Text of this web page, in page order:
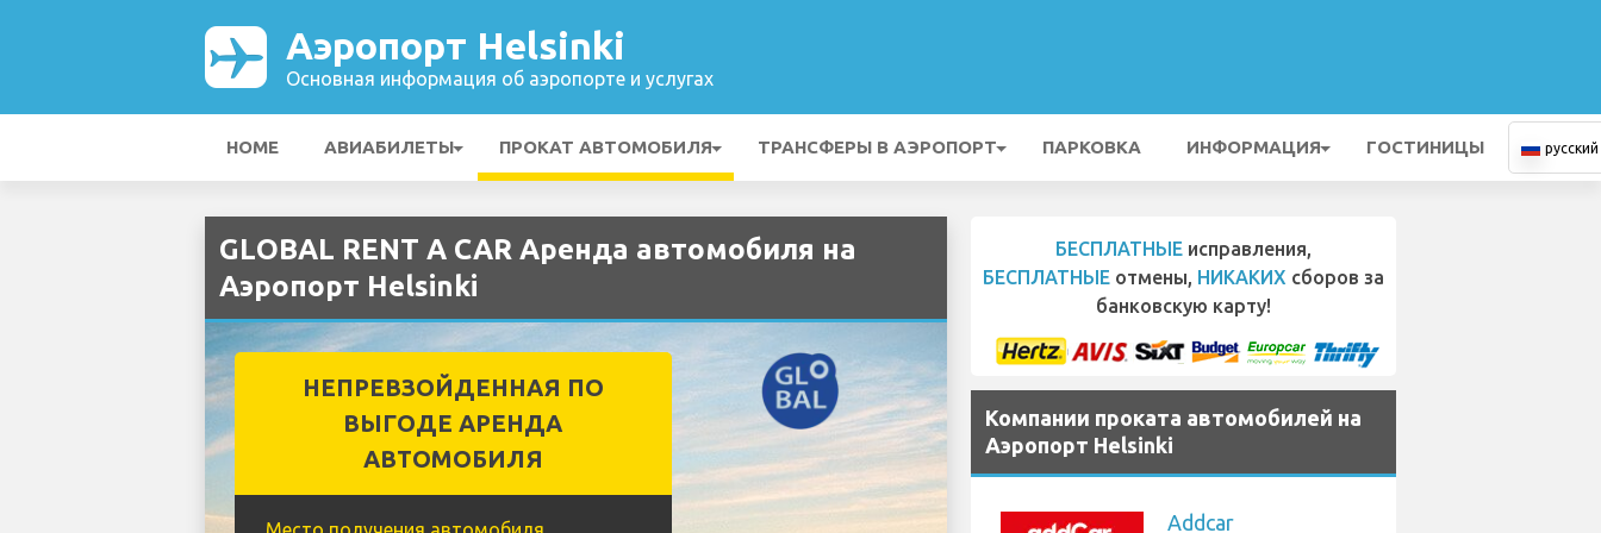
Аэропорт Helsinki
Основная информация об аэропорте и услугах
HOME АВИАБИЛЕТЫ ПРОКАТ АВТОМОБИЛЯ ТРАНСФЕРЫ В АЭРОПОРТ ПАРКОВКА ИНФОРМАЦИЯ ГОСТИНИЦЫ русский
GLOBAL RENT A CAR Аренда автомобиля на
Аэропорт Helsinki
НЕПРЕВЗОЙДЕННАЯ ПО
ВЫГОДЕ АРЕНДА
АВТОМОБИЛЯ
БЕСПЛАТНЫЕ исправления,
БЕСПЛАТНЫЕ отмены, НИКАКИХ сборов за
банковскую карту!
Компании проката автомобилей на
Аэропорт Helsinki
Addcar